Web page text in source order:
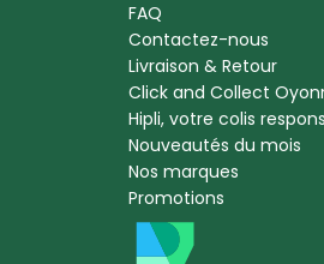
FAQ
Contactez-nous
Livraison & Retour
Click and Collect
Hipli, votre colis
Nouveautés du mois
Nos marques
Promotions